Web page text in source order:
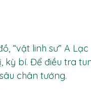
“vật linh sư” A
kỳ bí. Để điều tra
chân tướng.